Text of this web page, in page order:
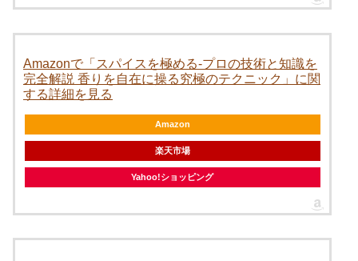
Amazonで「スパイスを極める-プロの技術と知識を
完全解説 香りを自在に操る究極のテクニック」に関
する詳細を見る
Amazon
楽天市場
Yahoo!ショッピング